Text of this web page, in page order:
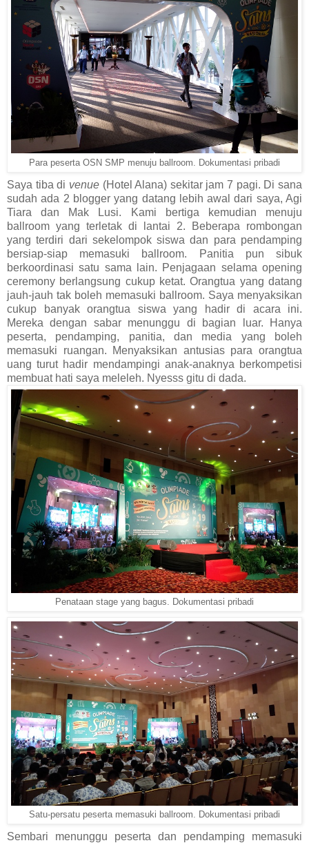
Para peserta OSN SMP menuju ballroom. Dokumentasi pribadi
Saya tiba di venue(Hotel Alana) sekitar jam 7 pagi. Di sana
sudah ada 2 blogger yang datang lebih awal dari saya, Agi
Tiara dan Mak Lusi. Kami bertiga kemudian menuju
ballroom yang terletak di lantai 2. Beberapa rombongan
yang terdiri dari sekelompok siswa dan para pendamping
bersiap-siap memasuki ballroom. Panitia pun sibuk
berkoordinasi satu sama lain. Penjagaan selama opening
ceremony berlangsung cukup ketat. Orangtua yang datang
jauh-jauh tak boleh memasuki ballroom. Saya menyaksikan
cukup banyak orangtua siswa yang hadir di acara ini.
Mereka dengan sabar menunggu di bagian luar. Hanya
peserta, pendamping, panitia, dan media yang boleh
memasuki ruangan. Menyaksikan antusias para orangtua
uang turut hadir mendampingi anak-anaknya berkompetisi
membuat hati saya meleleh. Nyesss gitu di dada.
Penataan stage yang bagus. Dokumentasi pribadi
Satu-persatu peserta memasuki ballroom. Dokumentasi pribadi
Sembari menunggu peserta dan pendamping memasuki